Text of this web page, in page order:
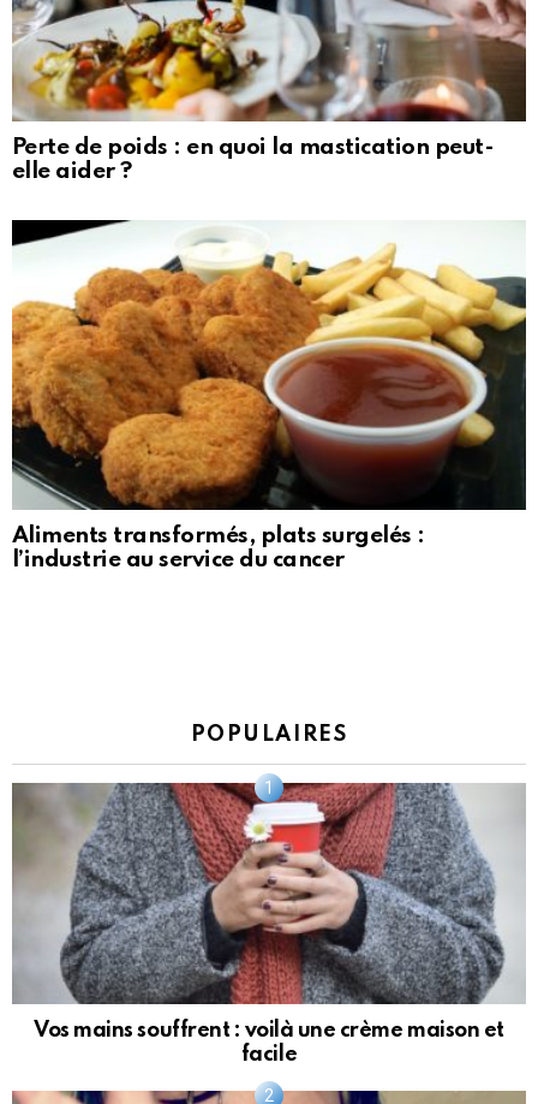
Perte de poids : en quoi la mastication peut-
elle aider ?
Aliments transformés, plats surgelés :
l’industrie au service du cancer
POPULAIRES
Vos mains souffrent : voilà une crème maison et
facile